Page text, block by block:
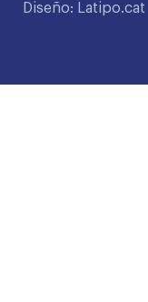
Diseño: Latipo.cat